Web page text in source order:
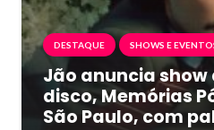
DESTAQUE SHOWS E
Jão anuncia show
disco, Memórias
São Paulo, com